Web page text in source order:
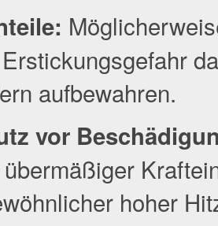
aufbewahren.
vor
hoher